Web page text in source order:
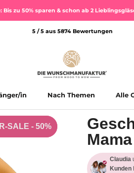
Bis zu 50% sparen & schon ab 2
5 / 5 aus 5874 Bewertungen
in Nach Themen
Alle
SALE - 50%
SALE - 50%
Claudia
Kunden